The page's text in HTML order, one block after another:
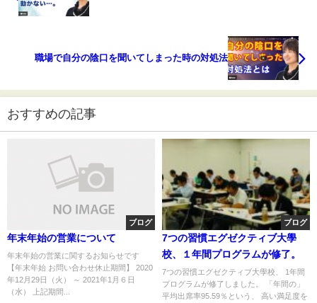
職場で自分の陰口を聞いてしまった時の対処法
おすすめの記事
ブログ
年末年始の営業について
年末年始の営業に関するお知らせです
【年末年始 お問い合わせ休止期間】 2020
年12月29日（火） ～ 2021年1月６日
（水） 上記期間...
ブログ
7つの習慣エグゼクティブ大學
校、１年間プログラムが修了。
7つの習慣エグゼクティブ大學校、 1年間
プログラムが修了しました。 「年間の」
平均出席率95.59％という、 高い満足度を